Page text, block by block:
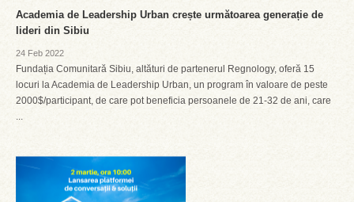
Academia de Leadership Urban crește următoarea generație de
lideri din Sibiu
24 Feb 2022
Fundația Comunitară Sibiu, altături de partenerul Regnology, oferă 15
locuri la Academia de Leadership Urban, un program în valoare de peste
2000$/participant, de care pot beneficia persoanele de 21-32 de ani, care
...